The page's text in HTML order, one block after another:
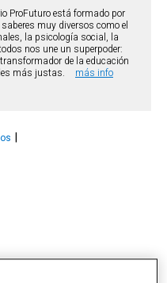
ProFuturo está formado por
muy diversos como el
la psicología social, la
nos une un superpoder:
de la educación
más justas.
más info